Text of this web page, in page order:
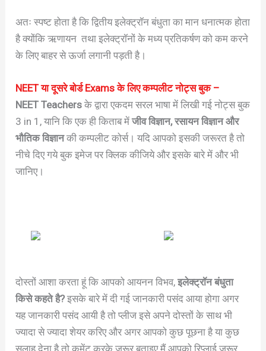
अतः स्पष्ट होता है कि द्वितीय इलेक्ट्रॉन बंधुता का मान धनात्मक होता
है क्योंकि ऋणायन तथा इलेक्ट्रॉनों के मध्य प्रतिकर्षण को कम करने
के लिए बाहर से ऊर्जा लगानी पड़ती है।
NEET या दूसरे बोर्ड Exams के लिए कम्पलीट नोट्स बुक –
NEET Teachers के द्वारा एकदम सरल भाषा में लिखी गई नोट्स बुक
3 in 1, यानि कि एक ही किताब मेंजीव विज्ञान, रसायन विज्ञान और
भौतिक विज्ञानकी कम्पलीट कोर्स। यदि आपको इसकी जरूरत है तो
नीचे दिए गये बुक इमेज पर क्लिक कीजिये और इसके बारे में और भी
जानिए।
दोस्तों आशा करता हूं कि आपको आयनन विभव, इलेक्ट्रॉन बंधुता
किसे कहते है? इसके बारे में दी गई जानकारी पसंद आया होगा अगर
यह जानकारी पसंद आयी है तो प्लीज इसे अपने दोस्तों के साथ भी
ज्यादा से ज्यादा शेयर करिए और अगर आपको कुछ पूछना है या कुछ
सलाह देना है तो कमेंट करके जरूर बताइए मैं आपको रिप्लाई जरूर